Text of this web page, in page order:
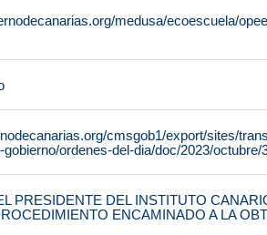
medusa/ecoescuela/
cmsgob1/export/sites/
ordenes-del-dia/doc/2023/
PRESIDENTE DEL INSTITUTO
ENCAMINADO A LA